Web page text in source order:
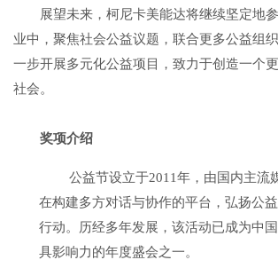
展望未来，柯尼卡美能达将继续坚定地
业中，聚焦社会公益议题，联合更多公益组
一步开展多元化公益项目，致力于创造一个
社会。
奖项介绍
公益节设立于2011年，由国内主流
在构建多方对话与协作的平台，弘扬公
行动。历经多年发展，该活动已成为中
具影响力的年度盛会之一。